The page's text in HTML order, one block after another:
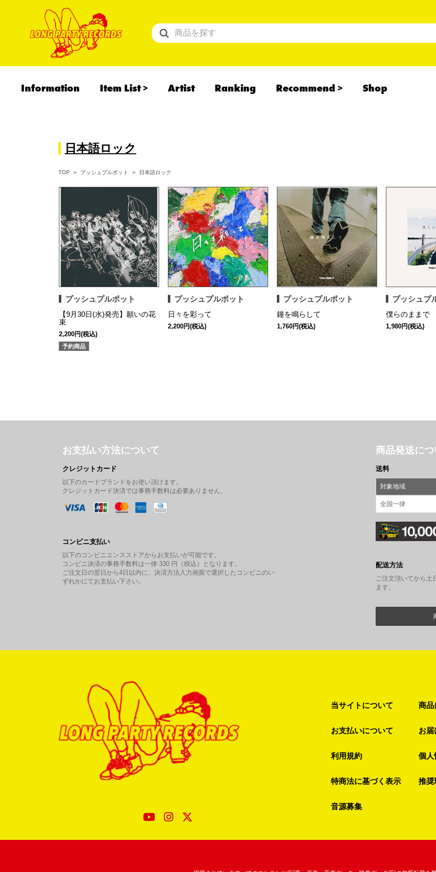
Information Item List Artist Ranking Recommend Shop
日本語ロック
TOP プッシュプルポット 日本語ロック
プッシュプルポット
【9月30日(水)発売】願いの花
束
2,200円(税込)
予約商品
プッシュプルポット
日々を彩って
2,200円(税込)
プッシュプルポット
鐘を鳴らして
1,760円(税込)
プッシュプ
僕らのままで
1,980円(税込)
お支払い方法について
クレジットカード
以下のカードブランドをお使い頂けます。
クレジットカード決済では事務手数料は必要ありません。
コンビニ支払い
以下のコンビニエンスストアからお支払いが可能です。
コンビニ決済の事務手数料は一律 330 円（税込）となります。
ご注文日の翌日から4日以内に、決済方法入力画面で選択したコンビニのい
ずれかにてお支払い下さい。
商品発送に
送料
対象地域
全国一律
配送方法
ご注文頂いてから土
ます。
当サイトについて 商品
お支払いについて お
利用規約 個人
特商法に基づく表示 推奨
音源募集